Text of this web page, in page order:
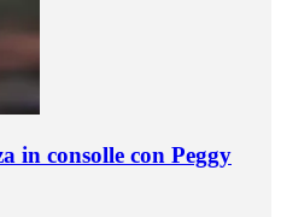
in consolle con Peggy